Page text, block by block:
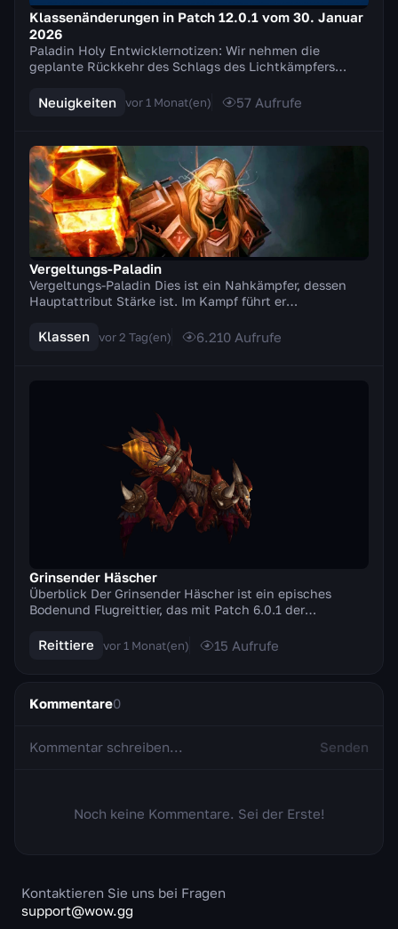
Klassenänderungen in Patch 12.0.1 vom 30. Januar
2026
Paladin Holy Entwicklernotizen: Wir nehmen die
geplante Rückkehr des Schlags des Lichtkämpfers
an de...
Neuigkeiten vor 1 Monat(en) 57 Aufrufe
Vergeltungs-Paladin
Vergeltungs-Paladin Dies ist ein Nahkämpfer, dessen
Hauptattribut Stärke ist. Im Kampf führt er
Merkm...
Klassen vor 2 Tag(en) 6.210 Aufrufe
Grinsender Häscher
Überblick Der Grinsender Häscher ist ein episches
Bodenund Flugreittier, das mit Patch 6.0.1 der
Es...
Reittiere vor 1 Monat(en) 15 Aufrufe
Kommentare0
Senden
Noch keine Kommentare. Sei der Erste!
Kontaktieren Sie uns bei Fragen
support@wow.gg